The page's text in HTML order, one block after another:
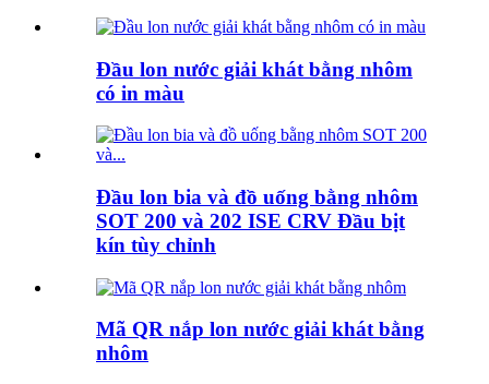
Đầu lon nước giải khát bằng nhôm
có in màu
Đầu lon bia và đồ uống bằng nhôm
SOT 200 và 202 ISE CRV Đầu bịt
kín tùy chỉnh
Mã QR nắp lon nước giải khát bằng
nhôm